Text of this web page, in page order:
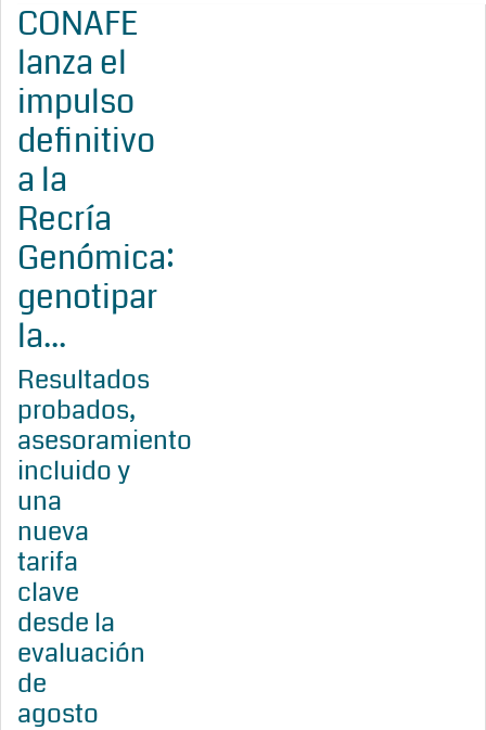
CONAFE
lanza el
impulso
definitivo
a la
Recría
Genómica:
genotipar
la...
Resultados
probados,
asesoramiento
incluido y
una
nueva
tarifa
clave
desde la
evaluación
de
agosto